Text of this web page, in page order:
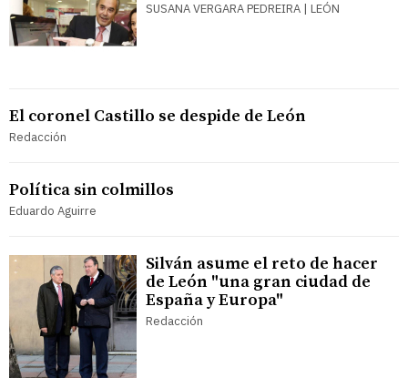
SUSANA VERGARA PEDREIRA | LEÓN
El coronel Castillo se despide de León
Redacción
Política sin colmillos
Eduardo Aguirre
Silván asume el reto de hacer
de León "una gran ciudad de
España y Europa"
Redacción